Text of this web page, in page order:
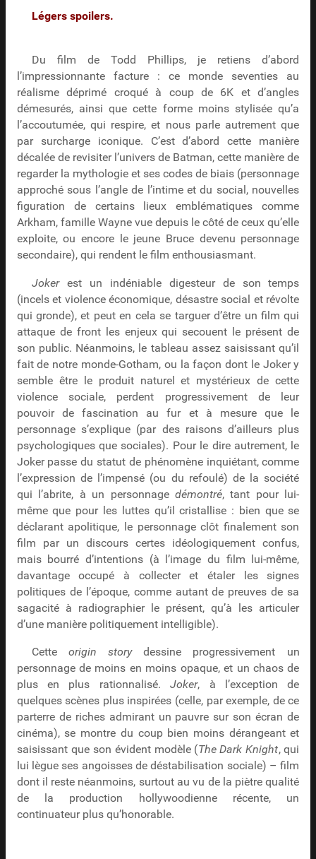
Légers spoilers.
Du film de Todd Phillips, je retiens d’abord
l’impressionnante facture : ce monde seventies au
réalisme déprimé croqué à coup de 6K et d’angles
démesurés, ainsi que cette forme moins stylisée qu’a
l’accoutumée, qui respire, et nous parle autrement que
par surcharge iconique. C’est d’abord cette manière
décalée de revisiter l’univers de Batman, cette manière de
regarder la mythologie et ses codes de biais (personnage
approché sous l’angle de l’intime et du social, nouvelles
figuration de certains lieux emblématiques comme
Arkham, famille Wayne vue depuis le côté de ceux qu’elle
exploite, ou encore le jeune Bruce devenu personnage
secondaire), qui rendent le film enthousiasmant.
Jokerest un indéniable digesteur de son temps
(incels et violence économique, désastre social et révolte
qui gronde), et peut en cela se targuer d’être un film qui
attaque de front les enjeux qui secouent le présent de
son public. Néanmoins, le tableau assez saisissant qu’il
fait de notre monde-Gotham, ou la façon dont le Joker y
semble être le produit naturel et mystérieux de cette
violence sociale, perdent progressivement de leur
pouvoir de fascination au fur et à mesure que le
personnage s’explique (par des raisons d’ailleurs plus
psychologiques que sociales). Pour le dire autrement, le
Joker passe du statut de phénomène inquiétant, comme
l’expression de l’impensé (ou du refoulé) de la société
qui l’abrite, à un personnage démontré, tant pour lui-
même que pour les luttes qu’il cristallise : bien que se
déclarant apolitique, le personnage clôt finalement son
film par un discours certes idéologiquement confus,
mais bourré d’intentions (à l’image du film lui-même,
davantage occupé à collecter et étaler les signes
politiques de l’époque, comme autant de preuves de sa
sagacité à radiographier le présent, qu’à les articuler
d’une manière politiquement intelligible).
Cetteorigin storydessine progressivement un
personnage de moins en moins opaque, et un chaos de
plus en plus rationnalisé.Joker, à l’exception de
quelques scènes plus inspirées (celle, par exemple, de ce
parterre de riches admirant un pauvre sur son écran de
cinéma), se montre du coup bien moins dérangeant et
saisissant que son évident modèle (The Dark Knight, qui
lui lègue ses angoisses de déstabilisation sociale) – film
dont il reste néanmoins, surtout au vu de la piètre qualité
de la production hollywoodienne récente, un
continuateur plus qu’honorable.